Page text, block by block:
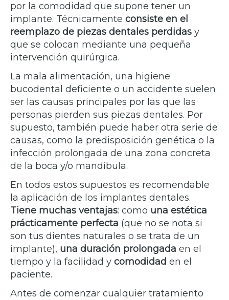
por la comodidad que supone tener un
implante. Técnicamente consiste en el
reemplazo de piezas dentales perdidas y
que se colocan mediante una pequeña
intervención quirúrgica.
La mala alimentación, una higiene
bucodental deficiente o un accidente suelen
ser las causas principales por las que las
personas pierden sus piezas dentales. Por
supuesto, también puede haber otra serie de
causas, como la predisposición genética o la
infección prolongada de una zona concreta
de la boca y/o mandíbula.
En todos estos supuestos es recomendable
la aplicación de los implantes dentales.
Tiene muchas ventajas: como una estética
prácticamente perfecta (que no se nota si
son tus dientes naturales o se trata de un
implante), una duración prolongada en el
tiempo y la facilidad y comodidad en el
paciente.
Antes de comenzar cualquier tratamiento